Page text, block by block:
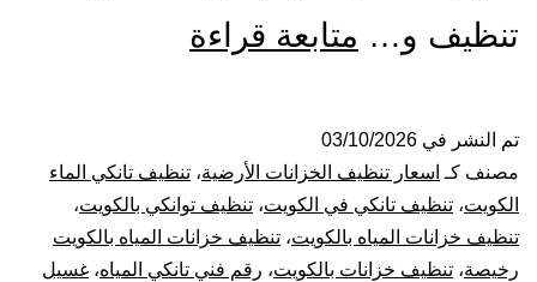
تنظيف و… متابعة قراءة
خزانات
بالكويت
تم النشر في 03/10/2026
مصنف كـ اسعار تنظيف الخزانات الأرضية، تنظيف تانكي الماء
الكويت، تنظيف تانكي في الكويت، تنظيف توانكي بالكويت،
تنظيف خزانات المياه بالكويت، تنظيف خزانات المياه بالكويت
رخيصة، تنظيف خزانات بالكويت، رقم فني تانكي المياه، غسيل